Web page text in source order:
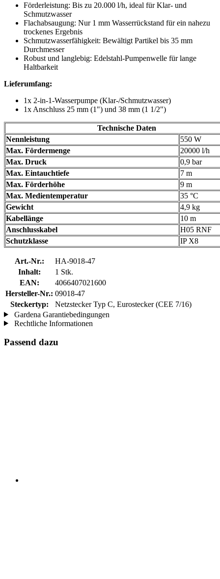
Förderleistung: Bis zu 20.000 l/h, ideal für Klar- und
Schmutzwasser
Flachabsaugung: Nur 1 mm Wasserrückstand für ein nahezu
trockenes Ergebnis
Schmutzwasserfähigkeit: Bewältigt Partikel bis 35 mm
Durchmesser
Robust und langlebig: Edelstahl-Pumpenwelle für lange
Haltbarkeit
Lieferumfang:
1x 2-in-1-Wasserpumpe (Klar-/Schmutzwasser)
1x Anschluss 25 mm (1") und 38 mm (1 1/2")
Technische Daten
Nennleistung
550 W
Max. Fördermenge
20000 l/h
Max. Druck
0,9 bar
Max. Eintauchtiefe
7 m
Max. Förderhöhe
9 m
Max. Medientemperatur
35 °C
Gewicht
4,9 kg
Kabellänge
10 m
Anschlusskabel
H05 RNF
Schutzklasse
IP X8
Art.-Nr.:
HA-9018-47
Inhalt:
1 Stk.
EAN:
4066407021600
Hersteller-Nr.: 09018-47
Steckertyp:
Netzstecker Typ C, Eurostecker (CEE 7/16)
Gardena Garantiebedingungen
Rechtliche Informationen
Passend dazu